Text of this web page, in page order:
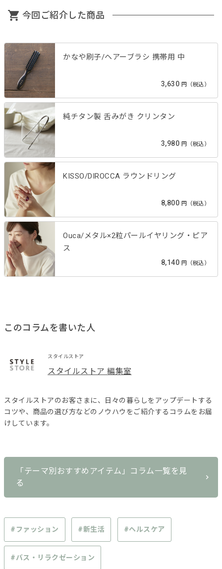
今回ご紹介した商品
かなや刷子/ヘアーブラシ 携帯用 中
3,630 円（税込）
純チタン製 舌みがき クリンタン
3,980 円（税込）
KISSO/DIROCCA ラウンドリング
8,800 円（税込）
Ouca/メタル×2粒パールイヤリング・ピア
ス
8,140 円（税込）
このコラムを書いた人
スタイルストア
スタイルストア 編集室
スタイルストアのお客さまに、日々の暮らしをアップデートする
コツや、商品の選び方などのノウハウをご紹介するコラムをお届
けしています。
#ファッション #新生活 #ヘルスケア
#バス・リラクゼーション
「テーマ別おすすめアイテム」コラム一覧を見
る